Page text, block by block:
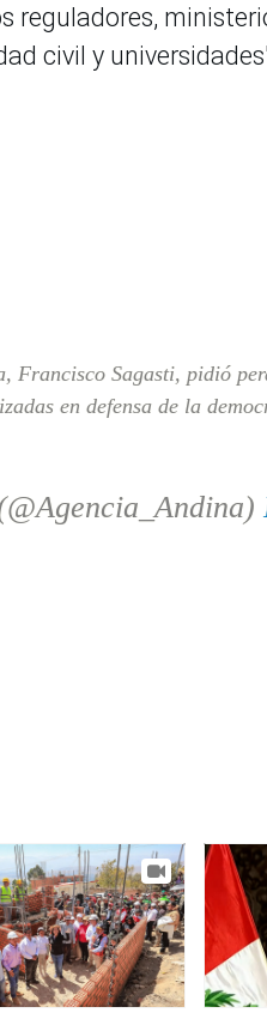
reguladores,
civil y
Francisco Sagasti, pidió
en defensa de la